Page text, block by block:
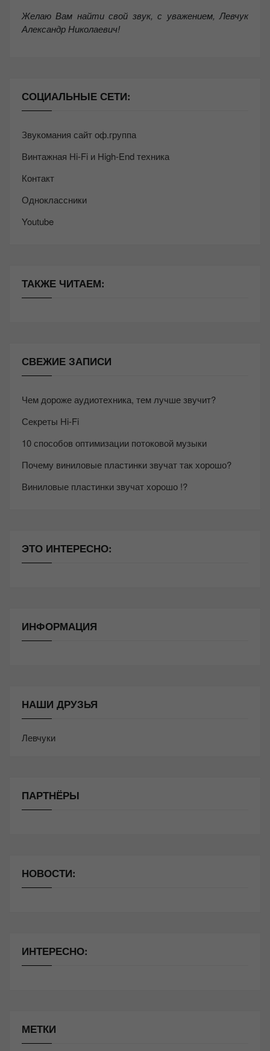
Желаю Вам найти свой звук, с уважением, Левчук
Александр Николаевич!
СОЦИАЛЬНЫЕ СЕТИ:
Звукомания сайт оф.группа
Винтажная Hi-Fi и High-End техника
Контакт
Одноклассники
Youtube
ТАКЖЕ ЧИТАЕМ:
СВЕЖИЕ ЗАПИСИ
Чем дороже аудиотехника, тем лучше звучит?
Секреты Hi-Fi
10 способов оптимизации потоковой музыки
Почему виниловые пластинки звучат так хорошо?
Виниловые пластинки звучат хорошо !?
ЭТО ИНТЕРЕСНО:
ИНФОРМАЦИЯ
НАШИ ДРУЗЬЯ
Левчуки
ПАРТНЁРЫ
НОВОСТИ:
ИНТЕРЕСНО:
МЕТКИ